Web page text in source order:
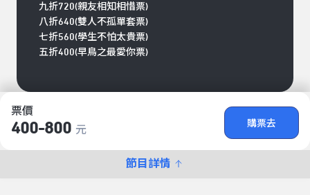
票價
400-800 元
購票去
節目詳情
九折720(親友相知相惜票)
八折640(雙人不孤單套票)
七折560(學生不怕太貴票)
五折400(早鳥之最愛你票)